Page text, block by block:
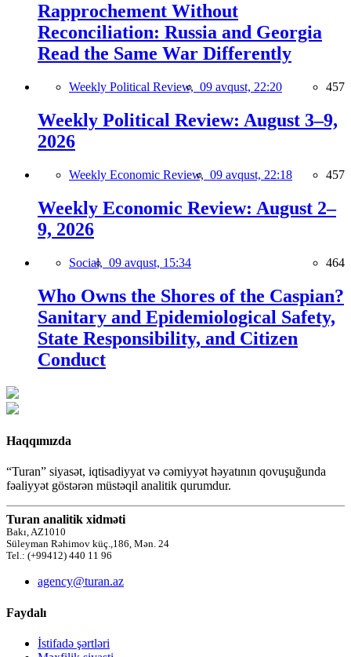
Rapprochement Without
Reconciliation: Russia and Georgia
Read the Same War Differently
Weekly Political Review, 09 avqust, 22:20 457
Weekly Political Review: August 3–9,
2026
Weekly Economic Review, 09 avqust, 22:18 457
Weekly Economic Review: August 2–
9, 2026
Social, 09 avqust, 15:34 464
Who Owns the Shores of the Caspian?
Sanitary and Epidemiological Safety,
State Responsibility, and Citizen
Conduct
Haqqımızda
“Turan” siyasət, iqtisadiyyat və cəmiyyət həyatının qovuşuğunda
fəaliyyət göstərən müstəqil analitik qurumdur.
Turan analitik xidməti
Bakı, AZ1010
Süleyman Rəhimov küç.,186, Mən. 24
Tel.: (+99412) 440 11 96
agency@turan.az
Faydalı
İstifadə şərtləri